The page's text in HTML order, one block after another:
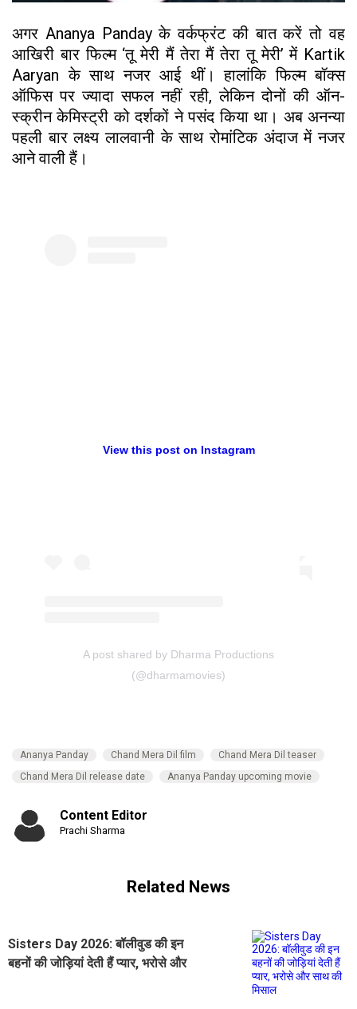
अगर Ananya Panday के वर्कफ्रंट की बात करें तो वह
आखिरी बार फिल्म ‘तू मेरी मैं तेरा मैं तेरा तू मेरी’ में Kartik
Aaryan के साथ नजर आई थीं। हालांकि फिल्म बॉक्स
ऑफिस पर ज्यादा सफल नहीं रही, लेकिन दोनों की ऑन-
स्क्रीन केमिस्ट्री को दर्शकों ने पसंद किया था। अब अनन्या
पहली बार लक्ष्य लालवानी के साथ रोमांटिक अंदाज में नजर
आने वाली हैं।
View this post on Instagram
A post shared by Dharma Productions
(@dharmamovies)
Ananya Panday Chand Mera Dil film
Chand Mera Dil teaser
Chand Mera Dil release date
Ananya Panday upcoming movie
Content Editor
Prachi Sharma
Related News
Sisters Day 2026: बॉलीवुड की इन
बहनों की जोड़ियां देती हैं प्यार, भरोसे और